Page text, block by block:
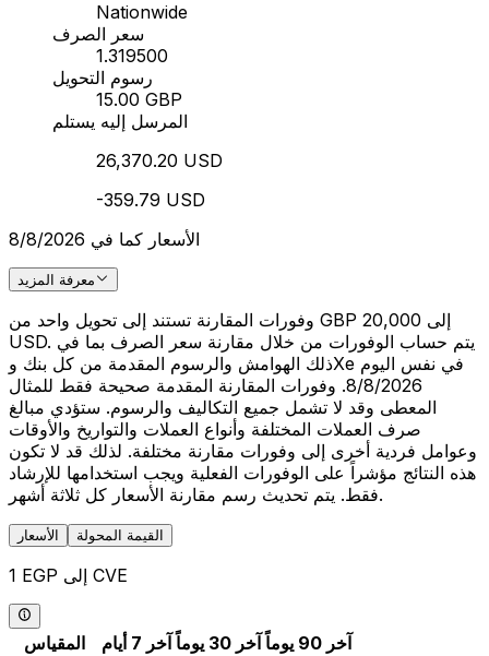
Nationwide
سعر الصرف
1.319500
رسوم التحويل
15.00 GBP
المرسل إليه يستلم
26,370.20 USD
-359.79 USD
الأسعار كما في 8/8/2026
معرفة المزيد
وفورات المقارنة تستند إلى تحويل واحد من GBP 20,000 إلى
USD. يتم حساب الوفورات من خلال مقارنة سعر الصرف بما في
ذلك الهوامش والرسوم المقدمة من كل بنك وXe في نفس اليوم
8/8/2026. وفورات المقارنة المقدمة صحيحة فقط للمثال
المعطى وقد لا تشمل جميع التكاليف والرسوم. ستؤدي مبالغ
صرف العملات المختلفة وأنواع العملات والتواريخ والأوقات
وعوامل فردية أخرى إلى وفورات مقارنة مختلفة. لذلك قد لا تكون
هذه النتائج مؤشراً على الوفورات الفعلية ويجب استخدامها للإرشاد
فقط. يتم تحديث رسم مقارنة الأسعار كل ثلاثة أشهر.
الأسعار القيمة المحولة
1 EGP إلى CVE
المقياس آخر 7 أيام آخر 30 يوماً
آخر 90 يوماً